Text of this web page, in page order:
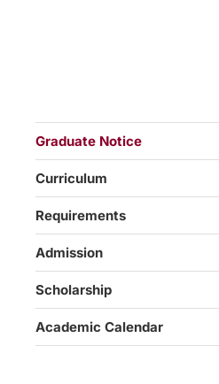
Graduate Notice
Curriculum
Requirements
Admission
Scholarship
Academic Calendar